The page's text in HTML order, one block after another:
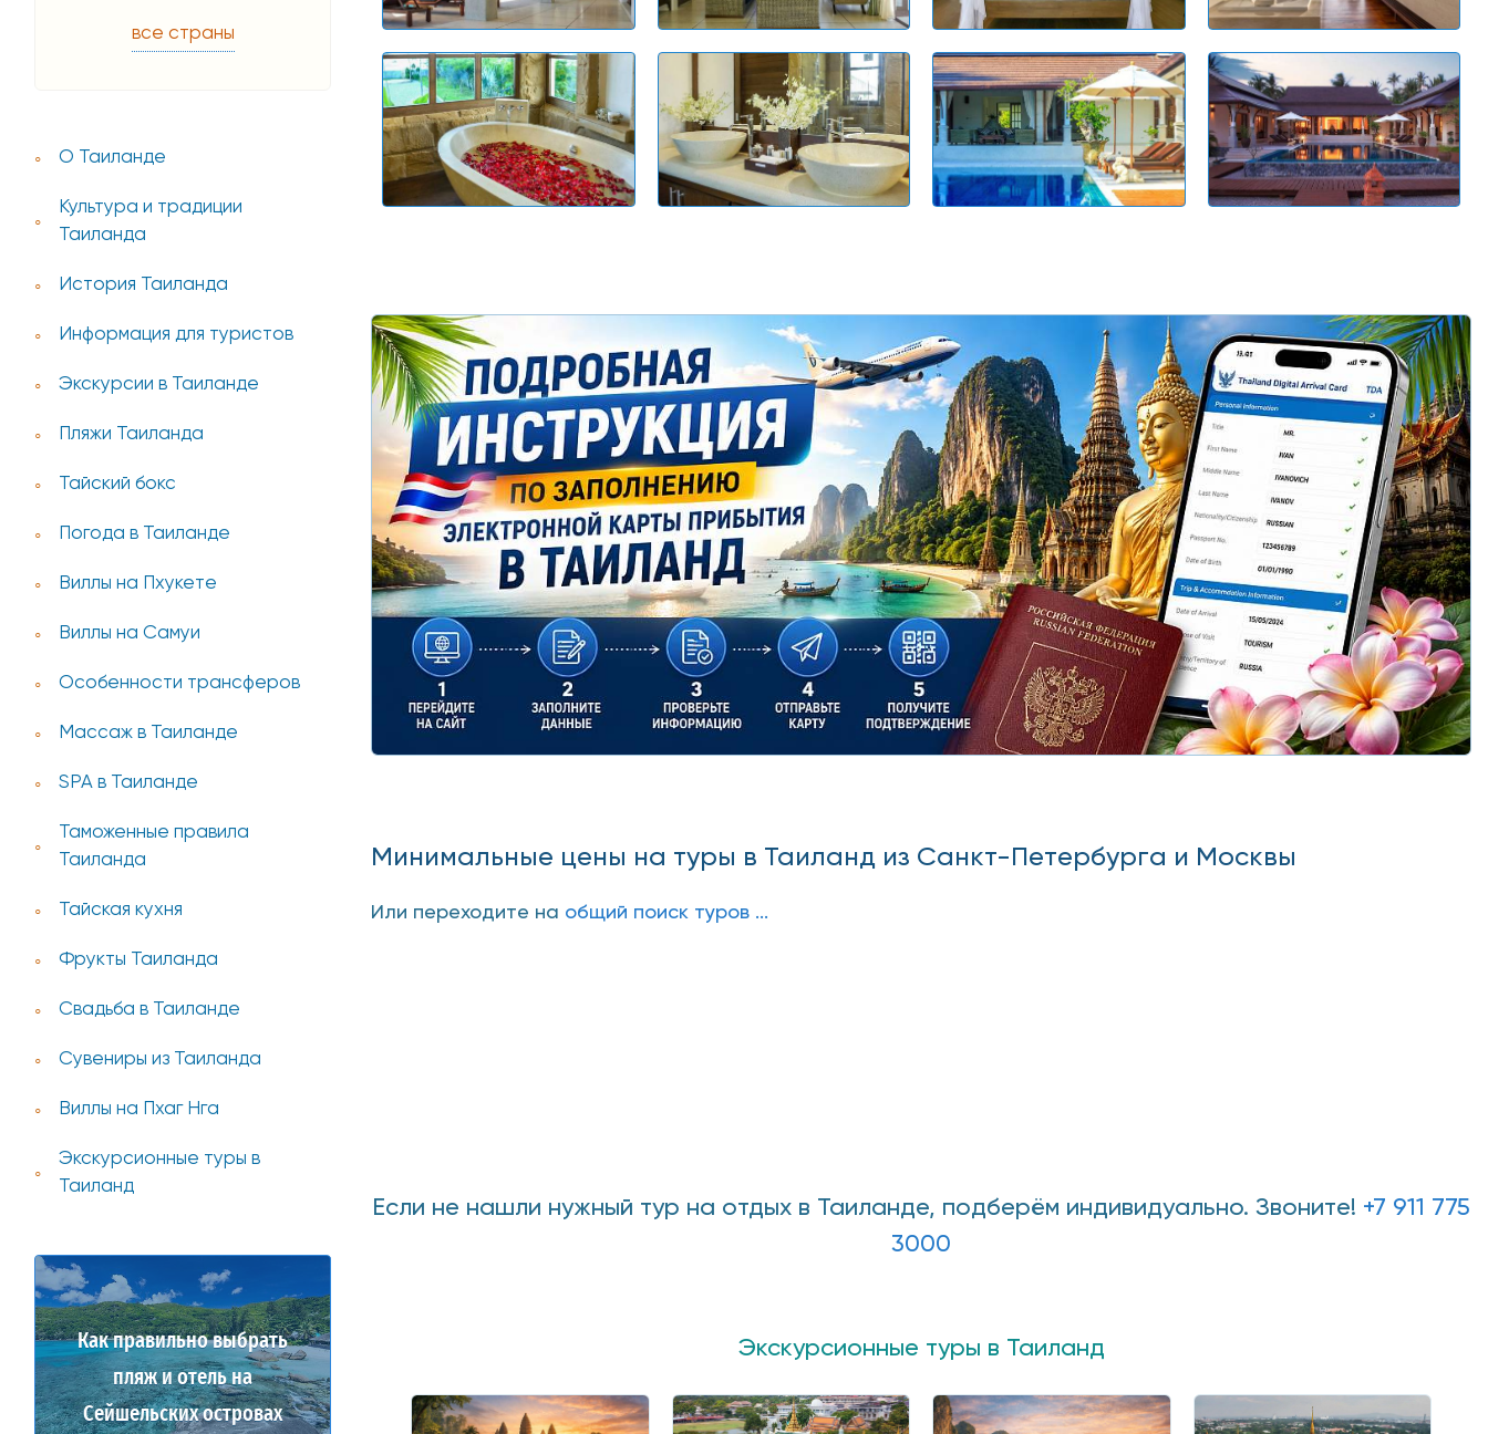
все страны
О Таиланде
Культура и традиции
Таиланда
История Таиланда
Информация для туристов
Экскурсии в Таиланде
Пляжи Таиланда
Тайский бокс
Погода в Таиланде
Виллы на Пхукете
Виллы на Самуи
Особенности трансферов
Массаж в Таиланде
SPA в Таиланде
Таможенные правила
Таиланда
Тайская кухня
Фрукты Таиланда
Свадьба в Таиланде
Сувениры из Таиланда
Виллы на Пхаг Нга
Экскурсионные туры в
Таиланд
Как правильно выбрать
пляж и отель на
Сейшельских островах
Минимальные цены на туры в Таиланд из Санкт-Петербурга и Москвы
Или переходите на общий поиск туров ...
Если не нашли нужный тур на отдых в Таиланде, подберём индивидуально. Звоните! +7 911 775
3000
Экскурсионные туры в Таиланд